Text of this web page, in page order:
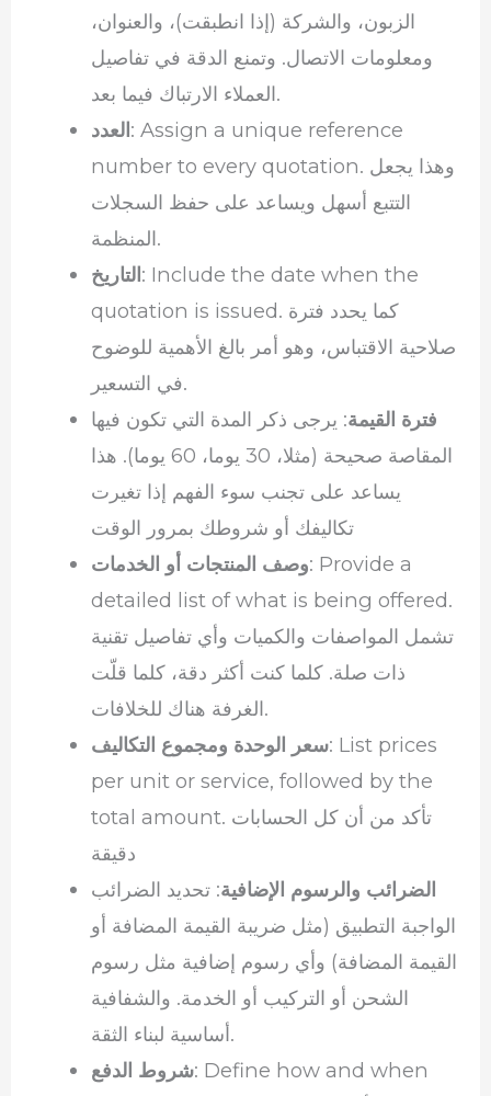
الزبون، والشركة (إذا انطبقت)، والعنوان،
ومعلومات الاتصال. وتمنع الدقة في تفاصيل
العملاء الارتباك فيما بعد.
العدد: Assign a unique reference
number to every quotation. وهذا يجعل
التتبع أسهل ويساعد على حفظ السجلات
المنظمة.
التاريخ: Include the date when the
quotation is issued. كما يحدد فترة
صلاحية الاقتباس، وهو أمر بالغ الأهمية للوضوح
في التسعير.
فترة القيمة: يرجى ذكر المدة التي تكون فيها
المقاصة صحيحة (مثلا، 30 يوما، 60 يوما). هذا
يساعد على تجنب سوء الفهم إذا تغيرت
تكاليفك أو شروطك بمرور الوقت
وصف المنتجات أو الخدمات: Provide a
detailed list of what is being offered.
تشمل المواصفات والكميات وأي تفاصيل تقنية
ذات صلة. كلما كنت أكثر دقة، كلما قلّت
الغرفة هناك للخلافات.
سعر الوحدة ومجموع التكاليف: List prices
per unit or service, followed by the
total amount. تأكد من أن كل الحسابات
دقيقة
الضرائب والرسوم الإضافية: تحديد الضرائب
الواجبة التطبيق (مثل ضريبة القيمة المضافة أو
القيمة المضافة) وأي رسوم إضافية مثل رسوم
الشحن أو التركيب أو الخدمة. والشفافية
أساسية لبناء الثقة.
شروط الدفع: Define how and when